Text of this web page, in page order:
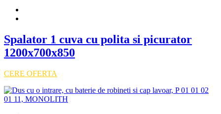
Spalator 1 cuva cu polita si picurator
1200x700x850
CERE OFERTA